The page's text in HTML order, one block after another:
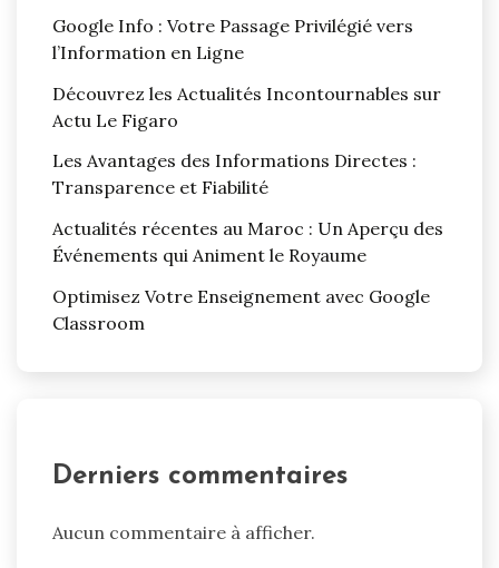
Google Info : Votre Passage Privilégié vers
l’Information en Ligne
Découvrez les Actualités Incontournables sur
Actu Le Figaro
Les Avantages des Informations Directes :
Transparence et Fiabilité
Actualités récentes au Maroc : Un Aperçu des
Événements qui Animent le Royaume
Optimisez Votre Enseignement avec Google
Classroom
Derniers commentaires
Aucun commentaire à afficher.